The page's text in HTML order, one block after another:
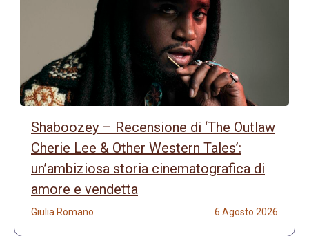
Shaboozey – Recensione di ‘The Outlaw
Cherie Lee & Other Western Tales’:
un’ambiziosa storia cinematografica di
amore e vendetta
Giulia Romano 6 Agosto 2026